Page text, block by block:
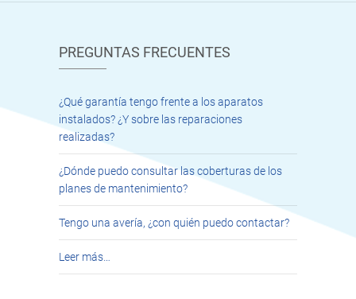
PREGUNTAS FRECUENTES
¿Qué garantía tengo frente a los aparatos
instalados? ¿Y sobre las reparaciones
realizadas?
¿Dónde puedo consultar las coberturas de los
planes de mantenimiento?
Tengo una avería, ¿con quién puedo contactar?
Leer más…